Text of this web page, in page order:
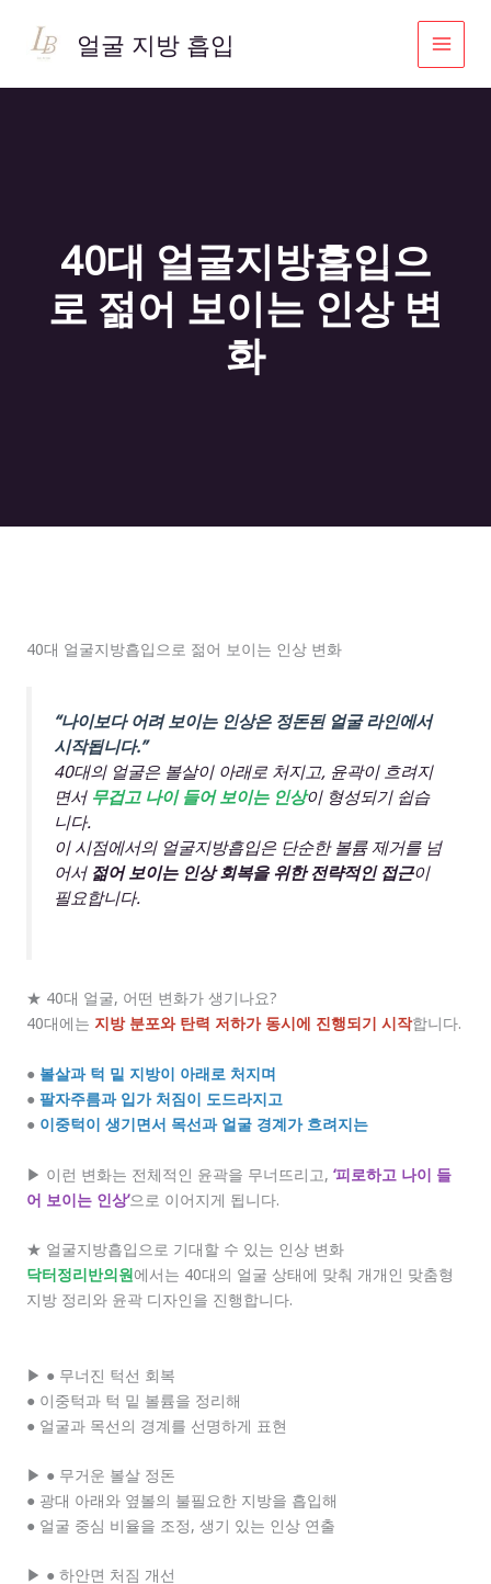
로
얼굴 지방 흡입
40대 얼굴지방흡입으
로 젊어 보이는 인상 변
화
40대 얼굴지방흡입으로 젊어 보이는 인상 변화
“나이보다 어려 보이는 인상은 정돈된 얼굴 라인에서
시작됩니다.”
40대의 얼굴은 볼살이 아래로 처지고, 윤곽이 흐려지
면서 무겁고 나이 들어 보이는 인상이 형성되기 쉽습
니다.
이 시점에서의 얼굴지방흡입은 단순한 볼륨 제거를 넘
어서 젊어 보이는 인상 회복을 위한 전략적인 접근이
필요합니다.
★ 40대 얼굴, 어떤 변화가 생기나요?
40대에는 지방 분포와 탄력 저하가 동시에 진행되기 시작합니다.
● 볼살과 턱 밑 지방이 아래로 처지며
● 팔자주름과 입가 처짐이 도드라지고
● 이중턱이 생기면서 목선과 얼굴 경계가 흐려지는
▶ 이런 변화는 전체적인 윤곽을 무너뜨리고, ‘피로하고 나이 들
어 보이는 인상’으로 이어지게 됩니다.
★ 얼굴지방흡입으로 기대할 수 있는 인상 변화
닥터정리반의원에서는 40대의 얼굴 상태에 맞춰 개개인 맞춤형
지방 정리와 윤곽 디자인을 진행합니다.
▶ ● 무너진 턱선 회복
● 이중턱과 턱 밑 볼륨을 정리해
● 얼굴과 목선의 경계를 선명하게 표현
▶ ● 무거운 볼살 정돈
● 광대 아래와 옆볼의 불필요한 지방을 흡입해
● 얼굴 중심 비율을 조정, 생기 있는 인상 연출
▶ ● 하안면 처짐 개선